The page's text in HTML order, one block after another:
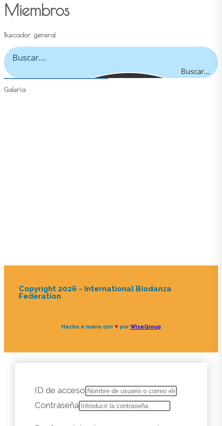
esta
Miembros
Buscador general
Buscar...
Galería
Copyright 2026 - International Biodanza
Federation
Hecho a mano con ♥ por WiseGroup
ID de acceso
Contraseña